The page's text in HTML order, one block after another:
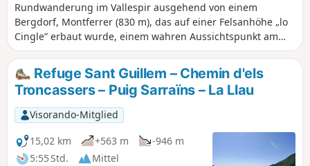
Rundwanderung im Vallespir ausgehend von einem
Bergdorf, Montferrer (830 m), das auf einer Felsanhöhe „lo
Cingle” erbaut wurde, einem wahren Aussichtspunkt am
Fuße der Feudalburg, von dem aus man die Ebene des
Roussillon bis zum Meer überblicken kann.Während dieser
Wanderung bieten sich dem Blick wunderschöne
Landschaften.
Refuge Sant Guillem – Chemin d'els
Troncassers – Puig Sarraïns – La Llau
Visorando-Mitglied
15,02 km
+563 m
-946 m
5:55 Std.
Mittel